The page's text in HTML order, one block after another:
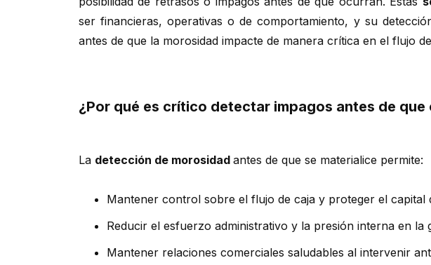
ser financieras, operativas o de comportamiento, y su
antes de que la morosidad impacte de manera crítica en el flujo
¿Por qué es crítico detectar impagos antes de que
La detección de morosidad antes de que se materialice permite:
Mantener control sobre el flujo de caja y proteger el capital
Reducir el esfuerzo administrativo y la presión interna en la
Mantener relaciones comerciales saludables al intervenir